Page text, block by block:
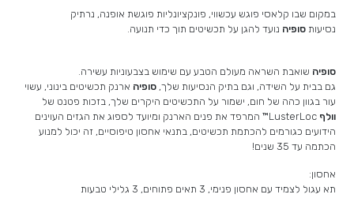
במקום שבו קלאסי פוגש עכשווי, פונקציונליות פוגשת אופנה, נרתיק
נסיעותסופיה נועד להגן על תכשיטים תוך כדי תנועה.
סופיה שואבת השראה מעולם הטבע עם שימוש בצבעוניות עשירה.
גם בבית על השידה, וגם בתיק הנסיעות שלך,סופיה ארנק תכשיטים בינוני, עשוי
עור בגוון כהה של חום, ישמור על התכשיטים היקרים שלך, בזכות פטנט של
וולףLusterLoc™
המרפד את פנים הארנק ומיועד לספוג את הגזים העוינים
הידועים כגורמים להכתמת תכשיטים, בתנאי אחסון טיפוסיים, זה יכול למנוע
הכתמה עד 35 שנים!
אחסון:
תא עגול לצמיד עם אחסון פנימי, 3 תאים פתוחים, 3 גלילי טבעות